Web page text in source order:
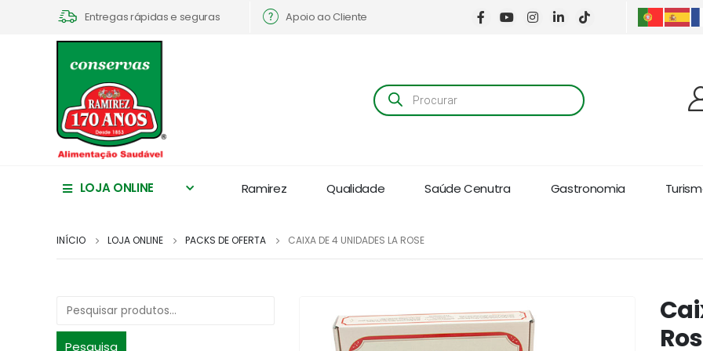
Entregas rápidas e seguras Apoio ao Cliente
Products
search
LOJA ONLINE Ramirez Qualidade Saúde Cenutra Gastronomia
INÍCIO LOJA ONLINE PACKS DE OFERTA CAIXA DE 4 UNIDADES LA ROSE
Pesquisa